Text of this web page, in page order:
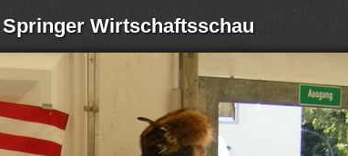
Wirtschaftsschau